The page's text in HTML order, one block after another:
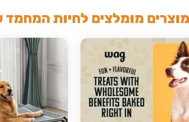
מוצרים מומלצים לחיות המחמד